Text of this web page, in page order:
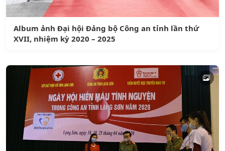
Album ảnh Đại hội Đảng bộ Công an tỉnh lần thứ
XVII, nhiệm kỳ 2020 – 2025